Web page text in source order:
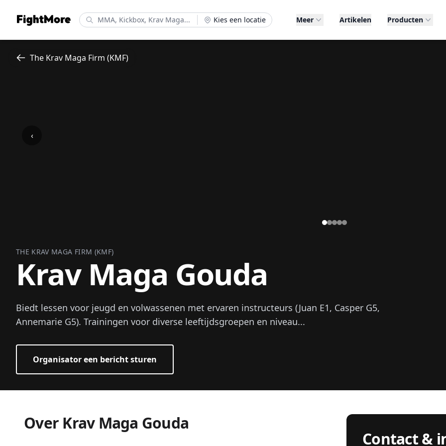
FightMore Kies een locatie Meer Artikelen Producten
The Krav Maga Firm (KMF)
‹
THE KRAV MAGA FIRM (KMF)
Krav Maga Gouda
Biedt lessen voor jeugd en volwassenen met ervaren instructeurs (Juan E1, Casper G5,
Annemarie G5). Trainingen voor diverse leeftijdsgroepen en niveau...
Organisator een bericht sturen
Over Krav Maga Gouda
Contact &